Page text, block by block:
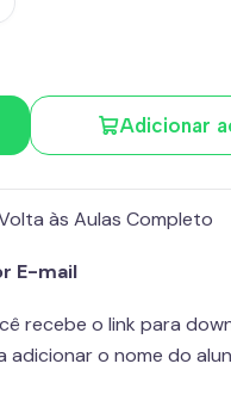
Adicionar
às Aulas Completo
E-mail
recebe o link para
o nome do